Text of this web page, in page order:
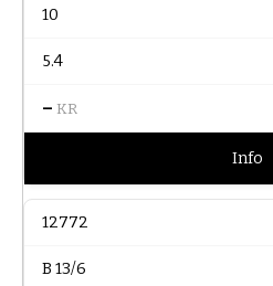
10
5.4
– KR
Info
12772
B 13/6